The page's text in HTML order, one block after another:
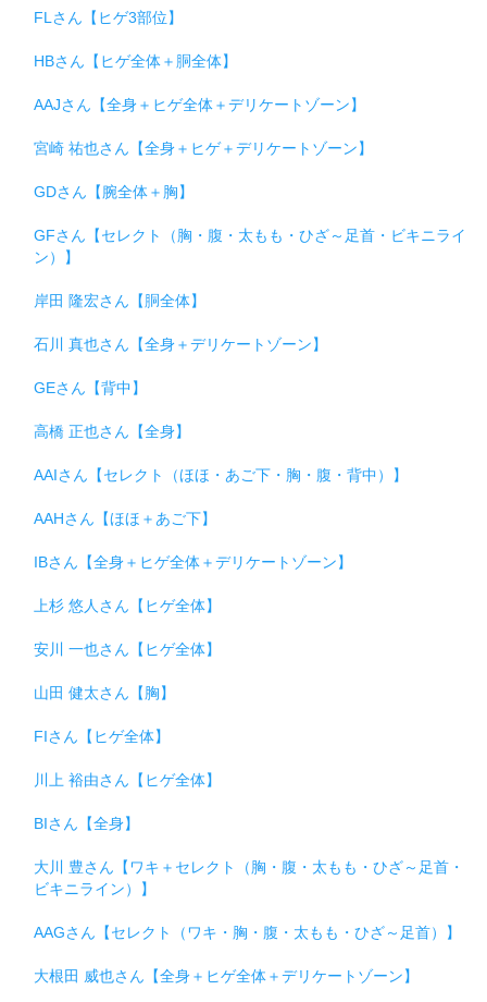
FLさん【ヒゲ3部位】
HBさん【ヒゲ全体＋胴全体】
AAJさん【全身＋ヒゲ全体＋デリケートゾーン】
宮崎 祐也さん【全身＋ヒゲ＋デリケートゾーン】
GDさん【腕全体＋胸】
GFさん【セレクト（胸・腹・太もも・ひざ～足首・ビキニライ
ン）】
岸田 隆宏さん【胴全体】
石川 真也さん【全身＋デリケートゾーン】
GEさん【背中】
高橋 正也さん【全身】
AAIさん【セレクト（ほほ・あご下・胸・腹・背中）】
AAHさん【ほほ＋あご下】
IBさん【全身＋ヒゲ全体＋デリケートゾーン】
上杉 悠人さん【ヒゲ全体】
安川 一也さん【ヒゲ全体】
山田 健太さん【胸】
FIさん【ヒゲ全体】
川上 裕由さん【ヒゲ全体】
BIさん【全身】
大川 豊さん【ワキ＋セレクト（胸・腹・太もも・ひざ～足首・
ビキニライン）】
AAGさん【セレクト（ワキ・胸・腹・太もも・ひざ～足首）】
大根田 威也さん【全身＋ヒゲ全体＋デリケートゾーン】